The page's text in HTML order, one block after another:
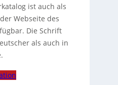
ist auch als
Webseite des
Die Schrift
als auch in